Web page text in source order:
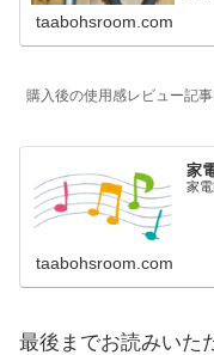
taabohsroom.com
購入後の使用感レビュー記
家
家
taabohsroom.com
最後までお読みいた